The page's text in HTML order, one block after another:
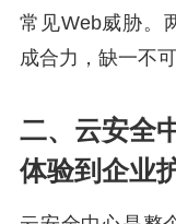
常见Web威胁。
成合力，缺一不可
二、云安全
体验到企业